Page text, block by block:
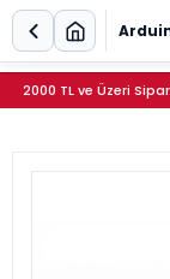
2000 TL ve Üzeri